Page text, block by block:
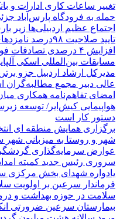
تغییر ساعات کاری ادارات و
حمله به فرودگاه پارس‌‌آباد
اجتماع عظیم اردبیلی‌ها زیر
تایید صلاحیت ۹۸درصد نامزدهای شوراهای روستای اردبیل
افزایش ۴ درصدی تصادفات فوتی در جاده‌های اردبیل
مسابقات بین‌المللی اسکی
مدیرکل ارشاد اردبیل جزو
عالی دبیر مجمع مطالبه‌گران
امضای تفاهم‌نامه همکاری
هواپیمایی کیش‌ایر/ توسعه
دستور کار است
برگزاری همایش منطقه ای
شهر و روستا به میزبانی
عوارض سرمایه‌گذاری
سروری رئیس جدید کمیته
یادواره شهدای بخش مرکزی
فرماندار سرعین بر اولویت
سلامت در حوزه بهداشت و
بیمارستان سرعین ضرورتی